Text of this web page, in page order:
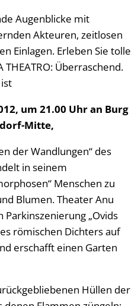
Augenblicke mit
Akteuren, zeitlosen
Einlagen. Erleben Sie tolle
Überraschend.
um 21.00 Uhr an Burg
Mitte,
der Wandlungen“ des
in seinem
Menschen zu
Blumen. Theater Anu
„Ovids
römischen Dichters auf
erschafft einen Garten
Hüllen der